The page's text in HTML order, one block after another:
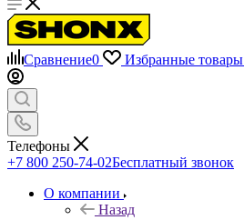
Сравнение0 Избранные товары
Телефоны
+7 800 250-74-02Бесплатный звонок
О компании
Назад